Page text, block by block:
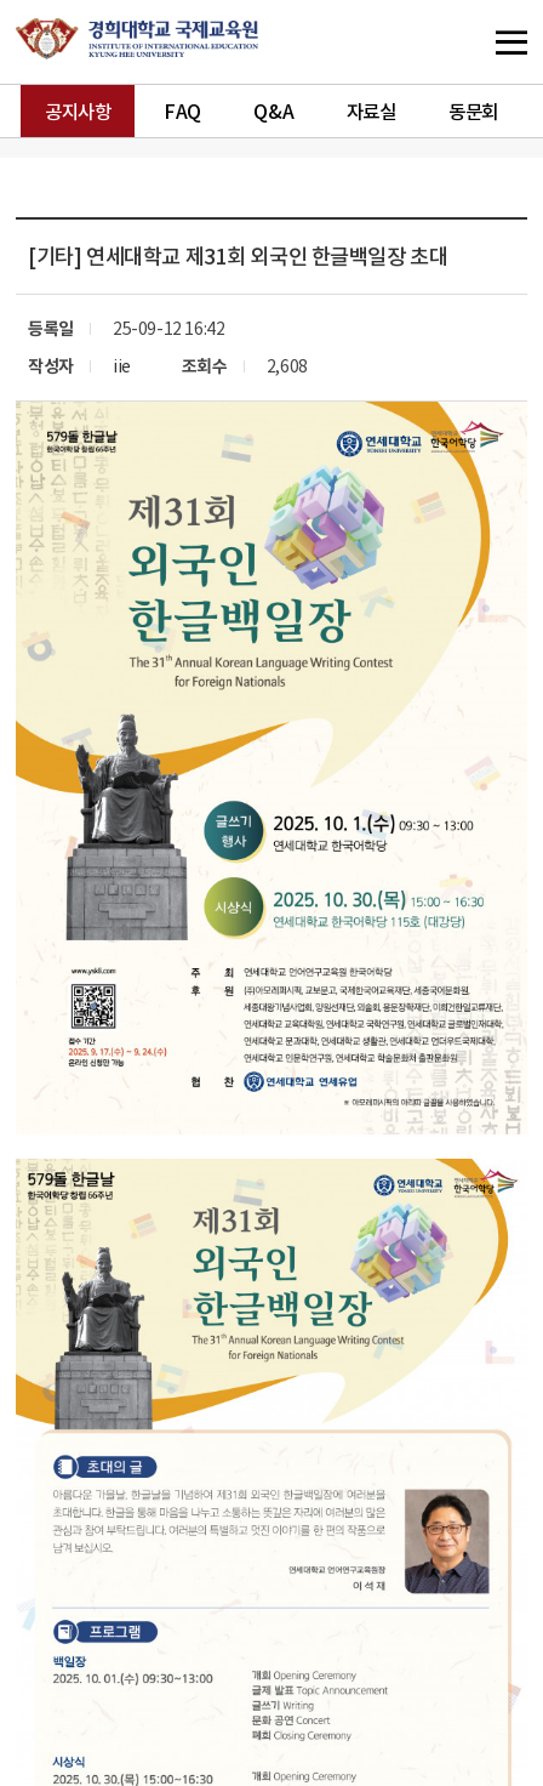
공지사항 FAQ Q&A 자료실 동문회
[기타] 연세대학교 제31회 외국인 한글백일장 초대
등록일
25-09-12 16:42
작성자
iie 조회수 2,608